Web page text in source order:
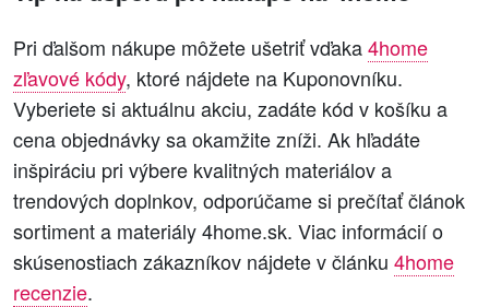
Pri ďalšom nákupe môžete ušetriť vďaka4home
zľavové kódy, ktoré nájdete na Kuponovníku.
Vyberiete si aktuálnu akciu, zadáte kód v košíku a
cena objednávky sa okamžite zníži. Ak hľadáte
inšpiráciu pri výbere kvalitných materiálov a
trendových doplnkov, odporúčame si prečítať článok
sortiment a materiály 4home.sk. Viac informácií o
skúsenostiach zákazníkov nájdete v článku 4home
recenzie.